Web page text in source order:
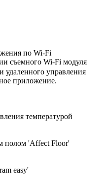
по Wi-Fi
съемного Wi-Fi модуля
удаленного управления
приложение.
температурой
полом 'Affect Floor'
easy'